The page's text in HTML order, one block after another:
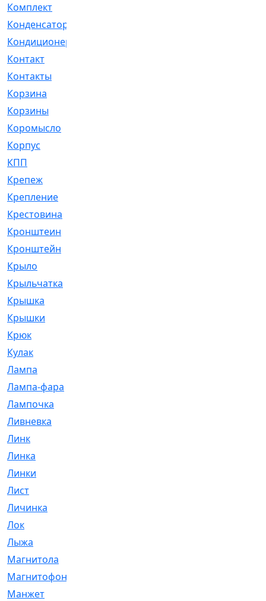
Комплект
Конденсатор
Кондиционер
Контакт
Контакты
Корзина
Корзины
Коромысло
Корпус
КПП
Крепеж
Крепление
Крестовина
Кронштеин
Кронштейн
Крыло
Крыльчатка
Крышка
Крышки
Крюк
Кулак
Лампа
Лампа-фара
Лампочка
Ливневка
Линк
Линка
Линки
Лист
Личинка
Лок
Лыжа
Магнитола
Магнитофон
Манжет